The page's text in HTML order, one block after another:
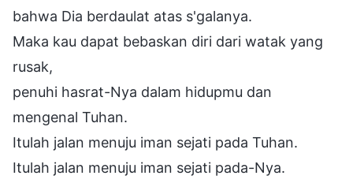
bahwa Dia berdaulat atas s'galanya.
Maka kau dapat bebaskan diri dari watak yang
rusak,
penuhi hasrat-Nya dalam hidupmu dan
mengenal Tuhan.
Itulah jalan menuju iman sejati pada Tuhan.
Itulah jalan menuju iman sejati pada-Nya.